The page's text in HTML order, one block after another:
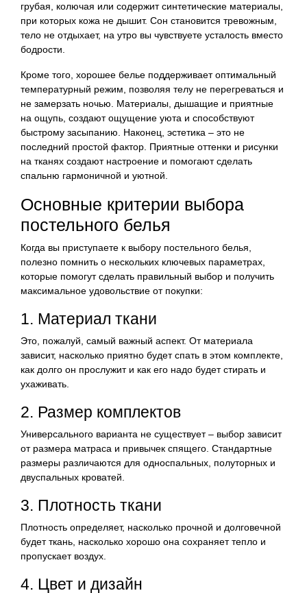
грубая, колючая или содержит синтетические материалы,
при которых кожа не дышит. Сон становится тревожным,
тело не отдыхает, на утро вы чувствуете усталость вместо
бодрости.
Кроме того, хорошее белье поддерживает оптимальный
температурный режим, позволяя телу не перегреваться и
не замерзать ночью. Материалы, дышащие и приятные
на ощупь, создают ощущение уюта и способствуют
быстрому засыпанию. Наконец, эстетика – это не
последний простой фактор. Приятные оттенки и рисунки
на тканях создают настроение и помогают сделать
спальню гармоничной и уютной.
Основные критерии выбора
постельного белья
Когда вы приступаете к выбору постельного белья,
полезно помнить о нескольких ключевых параметрах,
которые помогут сделать правильный выбор и получить
максимальное удовольствие от покупки:
1. Материал ткани
Это, пожалуй, самый важный аспект. От материала
зависит, насколько приятно будет спать в этом комплекте,
как долго он прослужит и как его надо будет стирать и
ухаживать.
2. Размер комплектов
Универсального варианта не существует – выбор зависит
от размера матраса и привычек спящего. Стандартные
размеры различаются для односпальных, полуторных и
двуспальных кроватей.
3. Плотность ткани
Плотность определяет, насколько прочной и долговечной
будет ткань, насколько хорошо она сохраняет тепло и
пропускает воздух.
4. Цвет и дизайн